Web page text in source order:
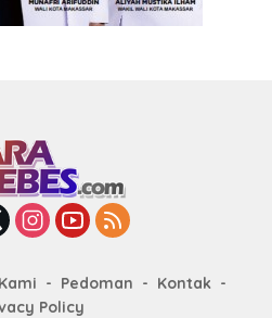
Pedoman
Kontak
Policy